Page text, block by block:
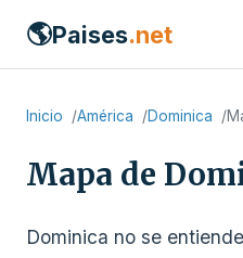
🌎Paises.net
Inicio América Dominica
Mapa de
Dominica no se